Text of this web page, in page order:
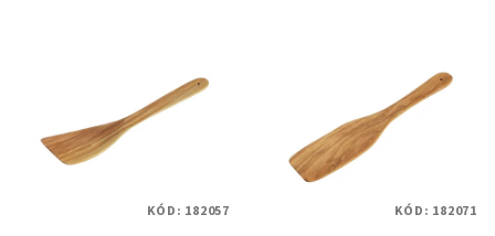
KÓD: 182057 KÓD: 182071